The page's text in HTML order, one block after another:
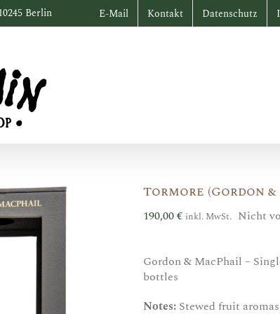
Berlin E-Mail Kontakt Datenschutz
Tormore (Gordon
190,00€ inkl. MwSt. Nicht
Gordon & MacPhail –
bottles
Notes: Stewed fruit